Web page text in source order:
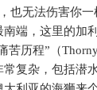
也无法伤害你一
端，这里的加
苦历程”（
复杂，包括潜